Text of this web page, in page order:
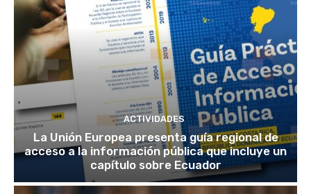
ACTIVIDADES
La Unión Europea presenta guía regional de
acceso a la información pública que incluye un
capítulo sobre Ecuador